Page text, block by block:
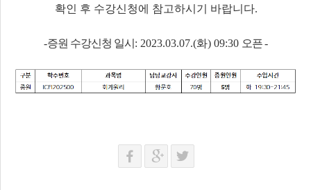
확인 후 수강신청에 참고하시기 바랍니다.
-증원 수강신청 일시: 2023.03.07.(화) 09:30 오픈-